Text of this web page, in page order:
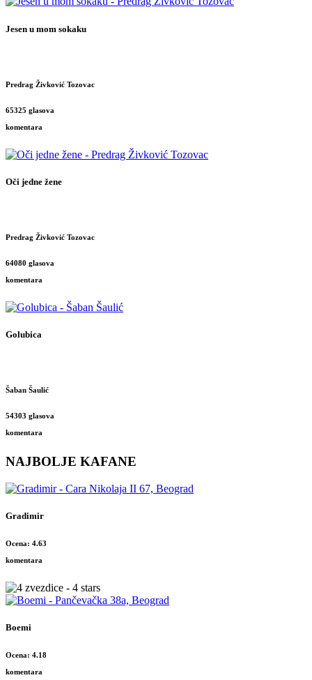
Jesen u mom sokaku
Predrag Živković Tozovac
65325 glasova
komentara
Oči jedne žene
Predrag Živković Tozovac
64080 glasova
komentara
Golubica
Šaban Šaulić
54303 glasova
komentara
NAJBOLJE KAFANE
Gradimir
Ocena: 4.63
komentara
Boemi
Ocena: 4.18
komentara